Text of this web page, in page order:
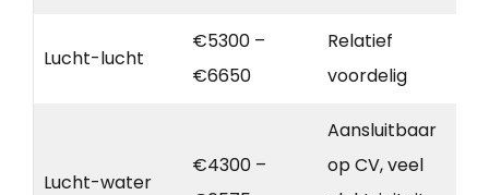
Lucht-lucht
€5300 –
€6650
Relatief
voordelig
Lucht-water
€4300 –
Aansluitbaar
op CV, veel